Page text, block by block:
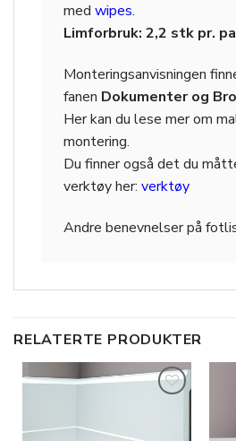
med wipes.
Limforbruk: 2,2 stk pr.
Monteringsanvisningen
fanen Dokumenter og
Her kan du lese mer om
montering.
Du finner også det du
verktøy her: verktøy
Andre benevnelser på
RELATERTE PRODUKTER